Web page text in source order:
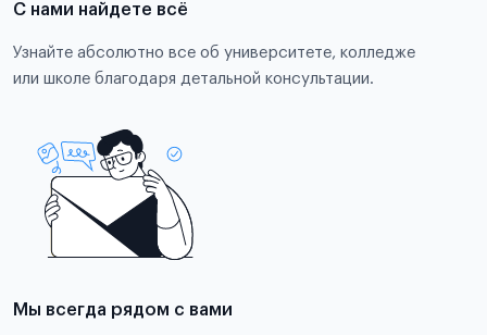
С нами найдете всё
Узнайте абсолютно все об университете, колледже
или школе благодаря детальной консультации.
Мы всегда рядом с вами